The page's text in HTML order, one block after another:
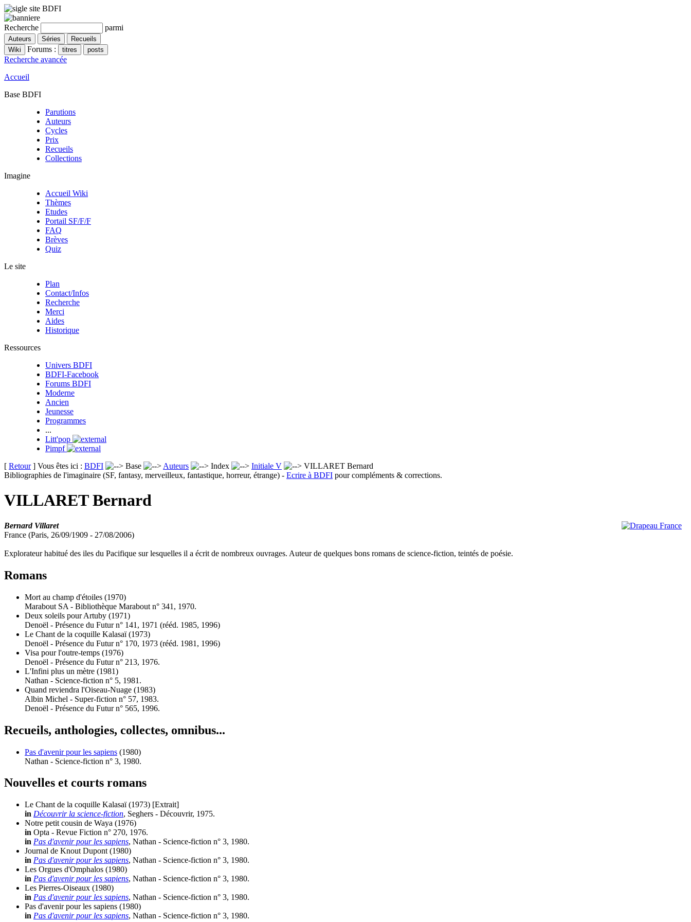
Recherche parmi
Forums :
Recherche avancée
Accueil
Base BDFI
Parutions
Auteurs
Cycles
Prix
Recueils
Collections
Imagine
Accueil Wiki
Thèmes
Etudes
Portail SF/F/F
FAQ
Brèves
Quiz
Le site
Plan
Contact/Infos
Recherche
Merci
Aides
Historique
Ressources
Univers BDFI
BDFI-Facebook
Forums BDFI
Moderne
Ancien
Jeunesse
Programmes
...
Litt'pop
Pimpf
[ Retour] Vous êtes ici : BDFI Base Auteurs Index Initiale V
VILLARET Bernard
Bibliographies de l'imaginaire (SF, fantasy, merveilleux, fantastique, horreur, étrange) - Ecrire à BDFI pour compléments & corrections.
VILLARET Bernard
Bernard Villaret
France (Paris, 26/09/1909 - 27/08/2006)
Explorateur habitué des iles du Pacifique sur lesquelles il a écrit de nombreux ouvrages. Auteur de quelques bons romans de science-fiction, teintés de poésie.
Romans
Mort au champ d'étoiles (1970)
Marabout SA - Bibliothèque Marabout n° 341, 1970.
Deux soleils pour Artuby (1971)
Denoël - Présence du Futur n° 141, 1971 (rééd. 1985, 1996)
Le Chant de la coquille Kalasaï (1973)
Denoël - Présence du Futur n° 170, 1973 (rééd. 1981, 1996)
Visa pour l'outre-temps (1976)
Denoël - Présence du Futur n° 213, 1976.
L'Infini plus un mètre (1981)
Nathan - Science-fiction n° 5, 1981.
Quand reviendra l'Oiseau-Nuage (1983)
Albin Michel - Super-fiction n° 57, 1983.
Denoël - Présence du Futur n° 565, 1996.
Recueils, anthologies, collectes, omnibus...
Pas d'avenir pour les sapiens (1980)
Nathan - Science-fiction n° 3, 1980.
Nouvelles et courts romans
Le Chant de la coquille Kalasaï (1973) [Extrait]
in Découvrir la science-fiction, Seghers - Découvrir, 1975.
Notre petit cousin de Waya (1976)
in Opta - Revue Fiction n° 270, 1976.
in Pas d'avenir pour les sapiens, Nathan - Science-fiction n° 3, 1980.
Journal de Knout Dupont (1980)
in Pas d'avenir pour les sapiens, Nathan - Science-fiction n° 3, 1980.
Les Orgues d'Omphalos (1980)
in Pas d'avenir pour les sapiens, Nathan - Science-fiction n° 3, 1980.
Les Pierres-Oiseaux (1980)
in Pas d'avenir pour les sapiens, Nathan - Science-fiction n° 3, 1980.
Pas d'avenir pour les sapiens (1980)
in Pas d'avenir pour les sapiens, Nathan - Science-fiction n° 3, 1980.